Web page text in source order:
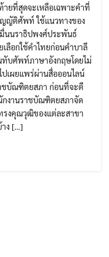
Search
ายที่สุดจะเหลือเฉพาะคำที่
ญัติศัพท์ ใช้แนวทางของ
นนราธิปพงศ์ประพันธ์
ลือกใช้คำไทยก่อนคำบาลี
ทับศัพท์ภาษาอังกฤษโดยไม่
เผยแพร่ผ่านสื่อออนไลน์
ชบัณฑิตยสภา ก่อนที่จะตี
งานราชบัณฑิตยสภาจัด
รงคุณวุฒิของแต่ละสาขา
าง […]